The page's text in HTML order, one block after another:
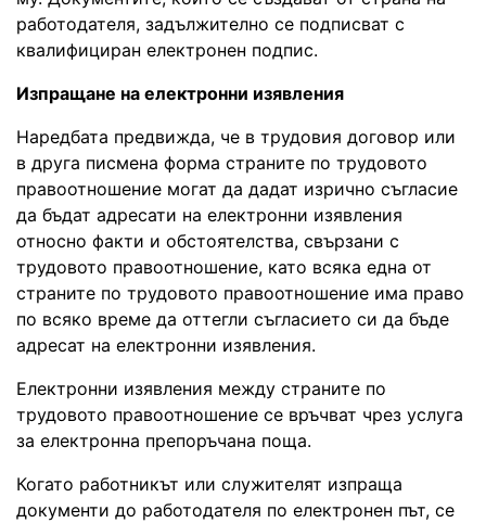
работодателя, задължително се подписват с
квалифициран електронен подпис.
Изпращане на електронни изявления
Наредбата предвижда, че в трудовия договор или
в друга писмена форма страните по трудовото
правоотношение могат да дадат изрично съгласие
да бъдат адресати на електронни изявления
относно факти и обстоятелства, свързани с
трудовото правоотношение, като всяка една от
страните по трудовото правоотношение има право
по всяко време да оттегли съгласието си да бъде
адресат на електронни изявления.
Електронни изявления между страните по
трудовото правоотношение се връчват чрез услуга
за електронна препоръчана поща.
Когато работникът или служителят изпраща
документи до работодателя по електронен път, се